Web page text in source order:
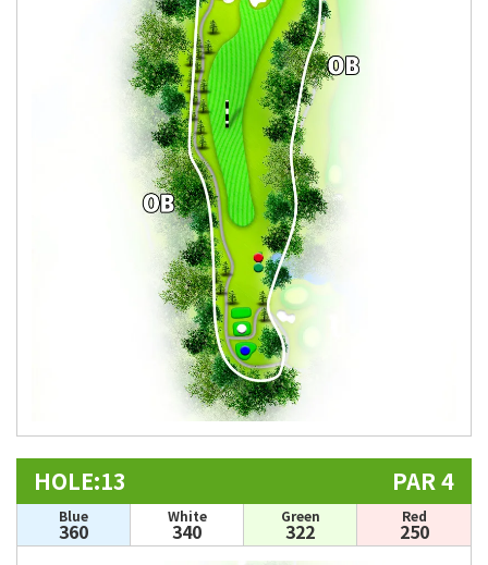
HOLE:13 PAR 4
Blue
360
White
340
Green
322
Red
250